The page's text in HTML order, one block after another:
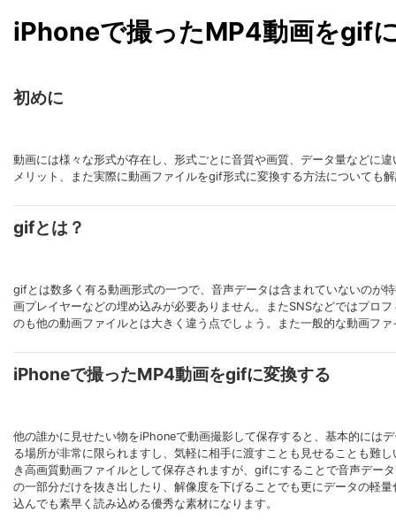
iPhoneで撮ったMP4動画をgif
初めに
動画には様々な形式が存在し、形式ごとに音質や画質、データ量などに
メリット、また実際に動画ファイルをgif形式に変換する方法についても
gifとは？
gifとは数多く有る動画形式の一つで、音声データは含まれていないのが
画プレイヤーなどの埋め込みが必要ありません。またSNSなどではプロ
のも他の動画ファイルとは大きく違う点でしょう。また一般的な動画フ
iPhoneで撮ったMP4動画をgifに変換する
他の誰かに見せたい物をiPhoneで動画撮影して保存すると、基本的には
る場所が非常に限られますし、気軽に相手に渡すことも見せることも難
き高画質動画ファイルとして保存されますが、gifにすることで音声デー
の一部分だけを抜き出したり、解像度を下げることでも更にデータの軽
込んでも素早く読み込める優秀な素材になります。